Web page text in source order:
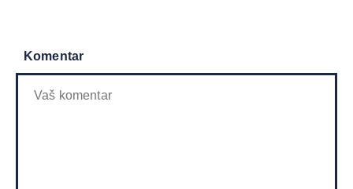
Komentar